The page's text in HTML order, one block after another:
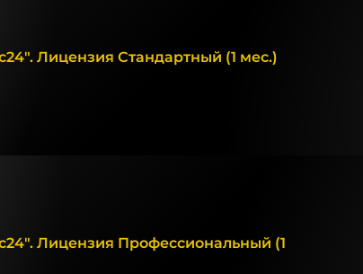
Лицензия Стандартный (1 мес.)
Лицензия Профессиональный (1